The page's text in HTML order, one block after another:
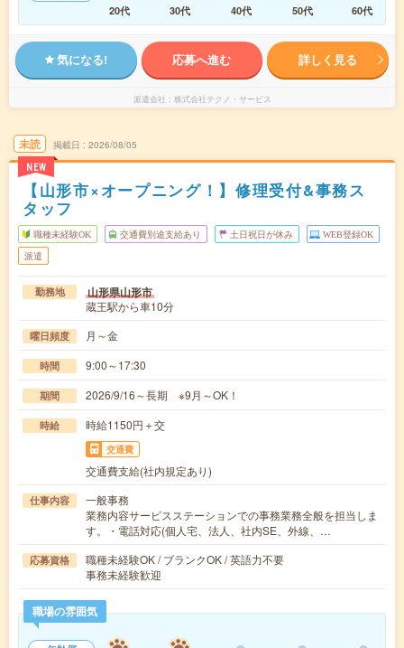
20代
30代 40代 50代 60代
気になる! 応募へ進む 詳しく見る
派遣会社 株式会社テクノ・サービス
未読
NEW
掲載日 2026/08/05
【山形市×オープニング！】修理受付&事務ス
タッフ
職種未経験OK 交通費別途支給あり 土日祝日が休み WEB登録OK
派遣
勤務地 山形県山形市
蔵王駅から車10分
曜日頻度 月～金
時間 9:00～17:30
期間 2026/9/16～長期 ※9月～OK！
時給 時給1150円＋交
交通費
交通費支給(社内規定あり)
仕事内容
一般事務
業務内容サービスステーションでの事務業務全般を担当しま
す。・電話対応(個人宅、法人、社内SE、外線、…
応募資格
職種未経験OK / ブランクOK / 英語力不要
事務未経験歓迎
職場の雰囲気